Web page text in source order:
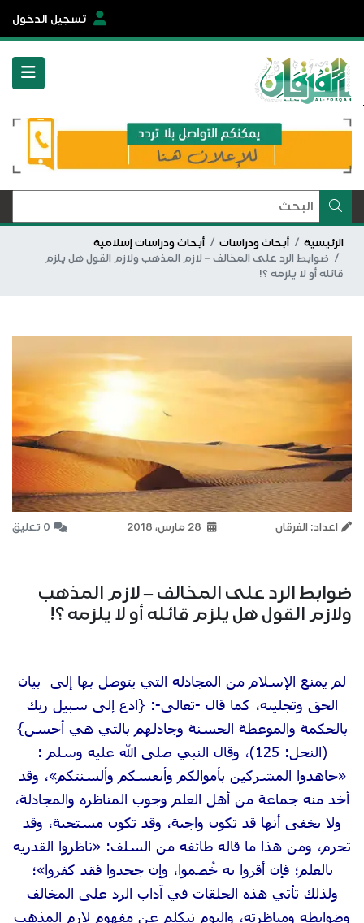
تسجيل الدخول
الرئيسية أبحاث ودراسات
أبحاث ودراسات إسلامية
ضوابط الرد على المخالف – لازم المذهب ولازم القول هل يلزم
قائله أو لا يلزمه ؟!
اعداد: الفرقان 0 تعليق
ضوابط الرد على المخالف – لازم المذهب
ولازم القول هل يلزم قائله أو لا يلزمه ؟!
لم يمنع الإسلام من المجادلة التي يتوصل بها إلى بيان
الحق وتجليته، كما قال -تعالى-: {ادع إلى سبيل ربك
بالحكمة والموعظة الحسنة وجادلهم بالتي هي أحسن}
(النحل: 125)، وقال النبي صلى الله عليه وسلم :
«جاهدوا المشركين بأموالكم وأنفسكم وألسنتكم»، وقد
أخذ منه جماعة من أهل العلم وجوب المناظرة والمجادلة،
ولا يخفى أنها قد تكون واجبة، وقد تكون مستحبة، وقد
تحرم، ومن هذا ما قاله طائفة من السلف: «ناظروا القدرية
بالعلم؛ فإن أقروا به خُصموا، وإن جحدوا فقد كفروا»؛
ولذلك تأتي هذه الحلقات في آداب الرد على المخالف
وضوابطه ومناظرته، واليوم نتكلم عن مفهوم لازم المذهب